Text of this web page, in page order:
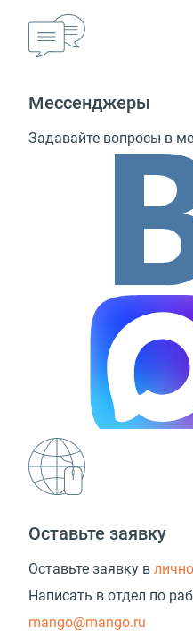
Мессенджеры
Задавайте вопросы в
Оставьте заявку
Оставьте заявку в
Написать в отдел по
mango@mango.ru